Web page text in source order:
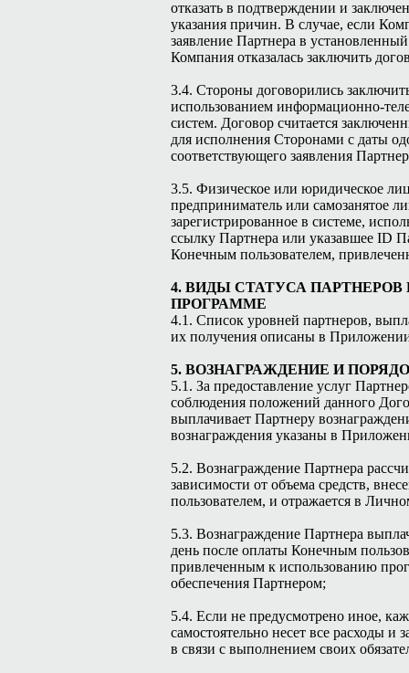
отказать в подтверждении и
указания причин. В случае, если
заявление Партнера в установленный
Компания отказалась заключить
3.4. Стороны договорились
использованием информационно-
систем. Договор считается
для исполнения Сторонами с даты
соответствующего заявления
3.5. Физическое или юридическое
предприниматель или самозанятое
зарегистрированное в системе,
ссылку Партнера или указавшее ID
Конечным пользователем,
4. ВИДЫ СТАТУСА ПАРТНЕРОВ
ПРОГРАММЕ
4.1. Список уровней партнеров,
их получения описаны в
5. ВОЗНАГРАЖДЕНИЕ И
5.1. За предоставление услуг
соблюдения положений данного
выплачивает Партнеру
вознаграждения указаны в
5.2. Вознаграждение Партнера
зависимости от объема средств,
пользователем, и отражается в
5.3. Вознаграждение Партнера
день после оплаты Конечным
привлеченным к использованию
обеспечения Партнером;
5.4. Если не предусмотрено иное,
самостоятельно несет все расходы и
в связи с выполнением своих